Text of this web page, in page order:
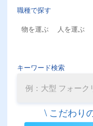
職種で探す
物を運ぶ
人を運ぶ
キーワード検索